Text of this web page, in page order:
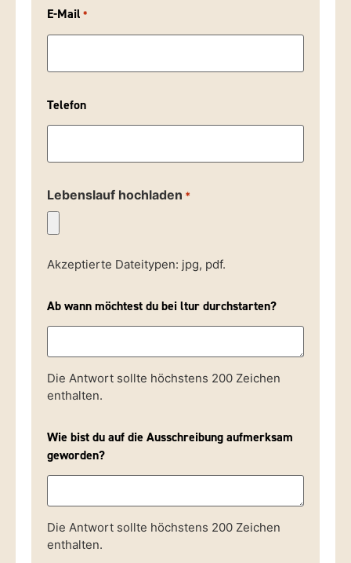
E-Mail *
Telefon
Lebenslauf hochladen *
Ab wann möchtest du bei ltur durchstarten?
Die Antwort sollte höchstens 200 Zeichen
enthalten.
Wie bist du auf die Ausschreibung aufmerksam
geworden?
Die Antwort sollte höchstens 200 Zeichen
enthalten.